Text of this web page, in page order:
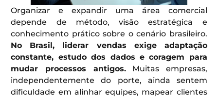
Organizar e expandir uma área comercial
depende de método, visão estratégica e
conhecimento prático sobre o cenário brasileiro.
No Brasil, liderar vendas exige adaptação
constante, estudo dos dados e coragem para
mudar processos antigos.Muitas empresas,
independentemente do porte, ainda sentem
dificuldade em alinhar equipes, mapear clientes